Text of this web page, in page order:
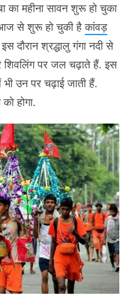
महीना सावन शुरू हो चुका
आज से शुरू हो चुकी हैकांवड़
दौरान श्रद्धालु गंगा नदी से
पर जल चढ़ाते हैं. इस
भी उन पर चढ़ाई जाती हैं.
होगा.